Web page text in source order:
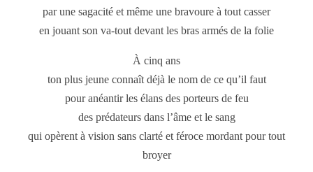
par une sagacité et même une bravoure à tout casser
en jouant son va-tout devant les bras armés de la folie
À cinq ans
ton plus jeune connaît déjà le nom de ce qu’il faut
pour anéantir les élans des porteurs de feu
des prédateurs dans l’âme et le sang
qui opèrent à vision sans clarté et féroce mordant pour tout
broyer